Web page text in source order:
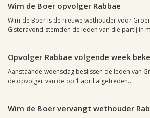
Wim de Boer opvolger Rabbae
Wim de Boer is de nieuwe wethouder voor
Gisteravond stemden de leden van die partij in
Opvolger Rabbae volgende week
Aanstaande woensdag beslissen de leden van
de opvolger van de op 1 april afgetreden...
Wim de Boer vervangt wethouder